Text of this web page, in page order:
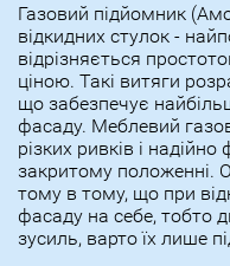
Газовий підйомник
відкидних стулок -
відрізняється
ціною. Такі витяги
що забезпечує
фасаду. Меблевий
різких ривків і
закритому положенні.
тому в тому, що при
фасаду на себе, тобто
зусиль, варто їх лише